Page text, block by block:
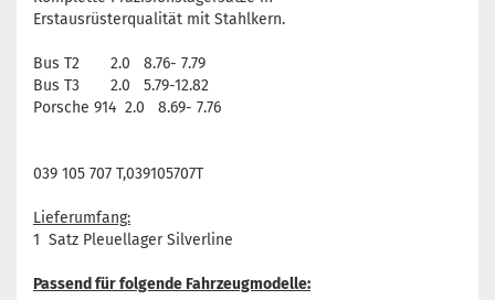
Erstausrüsterqualität mit Stahlkern.
Bus T2 2.0 8.76- 7.79
Bus T3 2.0 5.79-12.82
Porsche 914 2.0 8.69- 7.76
039 105 707 T,039105707T
Lieferumfang:
1 Satz Pleuellager Silverline
Passend für folgende Fahrzeugmodelle: